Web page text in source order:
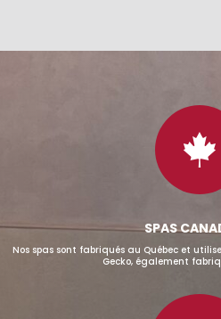

SPAS
Nos spas sont fabriqués au Québec et
Gecko, également